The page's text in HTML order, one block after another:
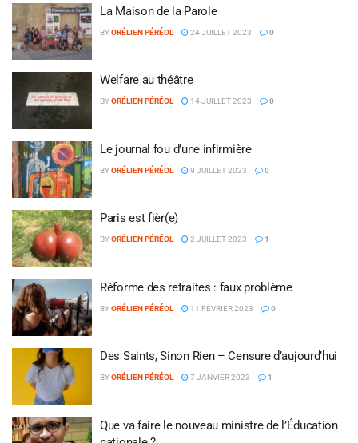
La Maison de la Parole
BYORÉLIEN PÉRÉOL 24 JUILLET 2023 0
Welfare au théâtre
BYORÉLIEN PÉRÉOL 14 JUILLET 2023 0
Le journal fou d’une infirmière
BYORÉLIEN PÉRÉOL 9 JUILLET 2023 0
Paris est fièr(e)
BYORÉLIEN PÉRÉOL 2 JUILLET 2023 1
Réforme des retraites : faux problème
BYORÉLIEN PÉRÉOL 11 FÉVRIER 2023 0
Des Saints, Sinon Rien – Censure d’aujourd’hui
BYORÉLIEN PÉRÉOL 7 JANVIER 2023 1
Que va faire le nouveau ministre de l’Éducation